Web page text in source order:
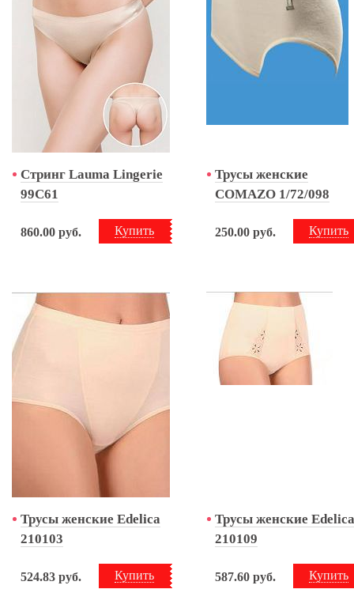
Стринг Lauma Lingerie
99C61
Купить
860.00 руб.
Трусы женские
COMAZO 1/72/098
Купить
250.00 руб.
Трусы женские Edelica
210103
Купить
524.83 руб.
Трусы женские Edelica
210109
Купить
587.60 руб.